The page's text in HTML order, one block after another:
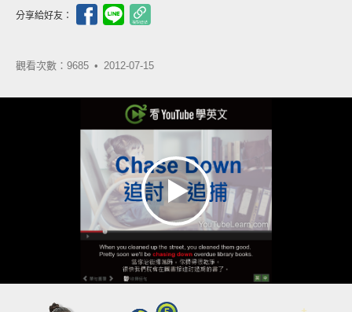
分享給好友：
觀看次數：9685 • 2012-07-15